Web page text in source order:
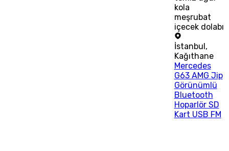
kola
meşrubat
içecek dolabı
İstanbul,
Kağıthane
Mercedes
G63 AMG Jip
Görünümlü
Bluetooth
Hoparlör SD
Kart USB FM